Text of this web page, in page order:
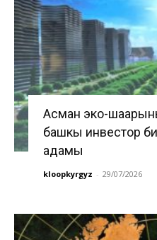
Асман эко-
башкы инвестор
адамы
kloopkyrgyz - 29/07/2026